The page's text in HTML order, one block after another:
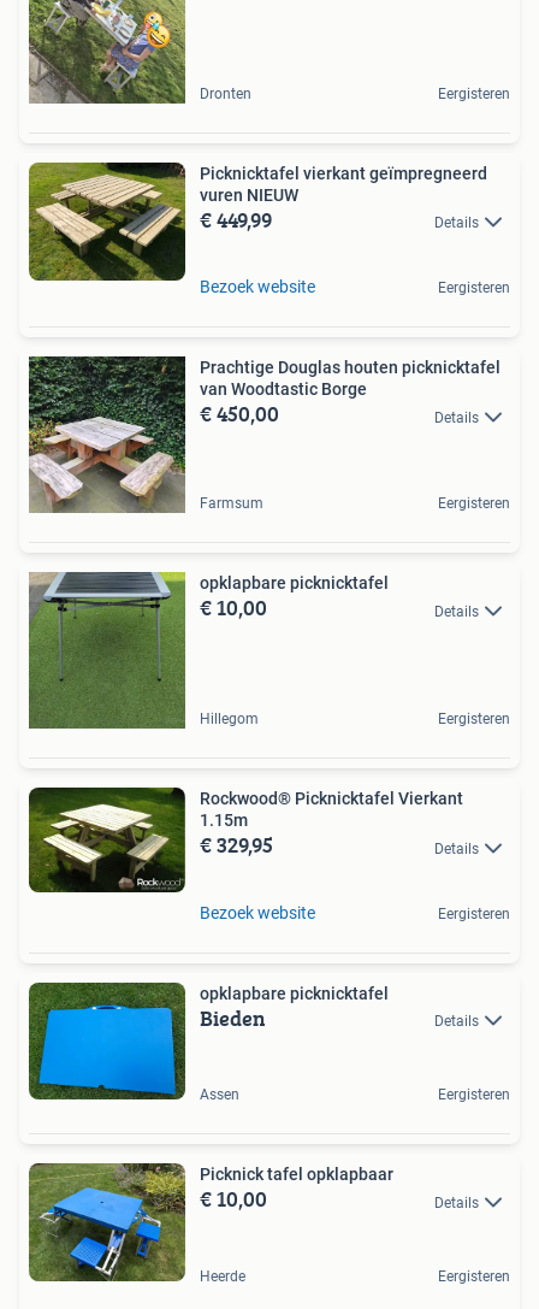
Dronten Eergisteren
Picknicktafel vierkant geïmpregneerd
vuren NIEUW
€ 449,99 Details
Bezoek website Eergisteren
Prachtige Douglas houten picknicktafel
van Woodtastic Borge
€ 450,00 Details
Farmsum Eergisteren
opklapbare picknicktafel
€ 10,00 Details
Hillegom Eergisteren
Rockwood® Picknicktafel Vierkant
1.15m
€ 329,95 Details
Bezoek website Eergisteren
opklapbare picknicktafel
Bieden Details
Assen Eergisteren
Picknick tafel opklapbaar
€ 10,00 Details
Heerde Eergisteren